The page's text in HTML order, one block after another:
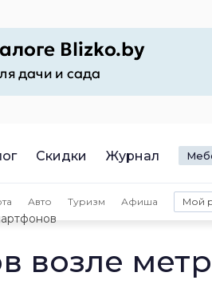
Скидки Журнал
Авто Туризм Афиша Мой
возле